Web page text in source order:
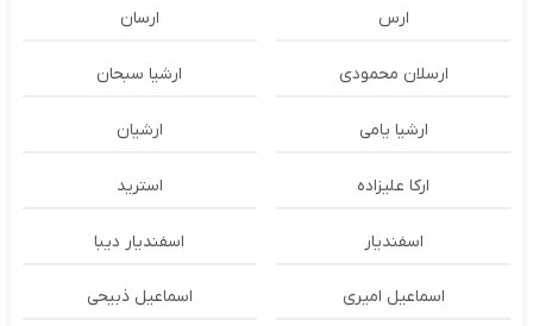
ارس ارسان
ارسلان محمودی ارشیا سبحان
ارشیا یامی ارشیان
ارکا علیزاده استرید
اسفندیار اسفندیار دیبا
اسماعیل امیری اسماعیل ذبیحی